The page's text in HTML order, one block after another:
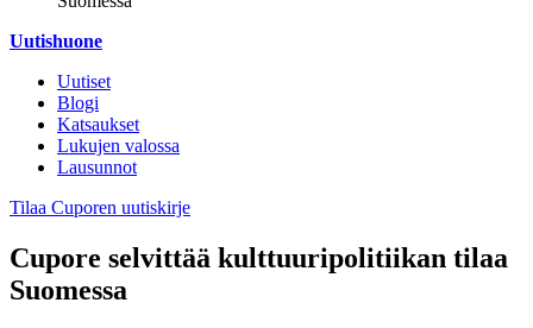
Uutishuone
Uutiset
Blogi
Katsaukset
Lukujen valossa
Lausunnot
Tilaa Cuporen uutiskirje
Cupore selvittää kulttuuripolitiikan tilaa
Suomessa